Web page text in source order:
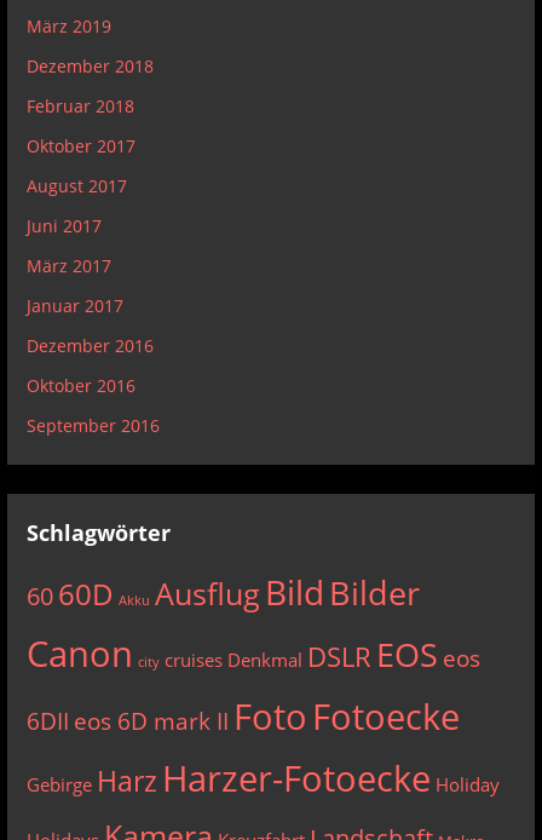
März 2019
Dezember 2018
Februar 2018
Oktober 2017
August 2017
Juni 2017
März 2017
Januar 2017
Dezember 2016
Oktober 2016
September 2016
Schlagwörter
6060D Akku Ausflug Bild Bilder
Canon city cruises Denkmal DSLR EOS eos
6DII eos 6D mark II Foto Fotoecke
Gebirge Harz Harzer-Fotoecke Holiday